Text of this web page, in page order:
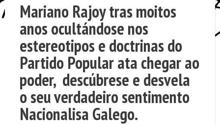
Mariano Rajoy tras moitos
anos ocultándose nos
estereotipos e doctrinas do
Partido Popular ata chegar ao
poder, descúbrese e desvela
o seu verdadeiro sentimento
Nacionalisa Galego.